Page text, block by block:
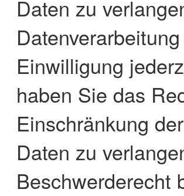
Daten zu
Einwilligung
haben Sie das
Einschränkung
Daten zu
Beschwerderecht